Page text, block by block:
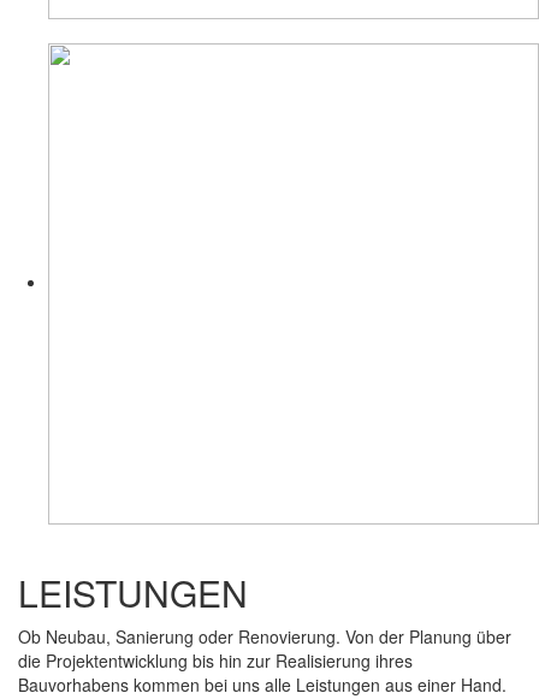
LEISTUNGEN
Ob Neubau, Sanierung oder Renovierung. Von der Planung über
die Projektentwicklung bis hin zur Realisierung ihres
Bauvorhabens kommen bei uns alle Leistungen aus einer Hand.